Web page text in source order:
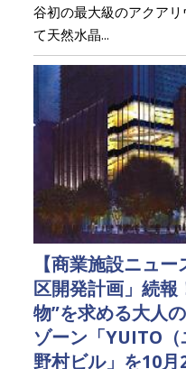
谷初の最大級のアクア
て天然水晶...
【商業施設ニュ
区開発計画」続報
物”を求める大人
ゾーン「YUITO
野村ビル」を10月